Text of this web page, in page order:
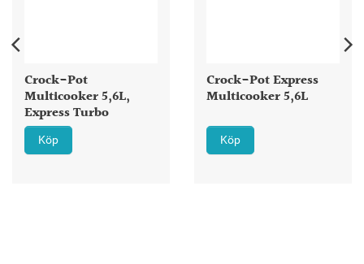
Crock-Pot
Multicooker 5,6L,
Express Turbo
Köp
Crock-Pot Express
Multicooker 5,6L
Köp